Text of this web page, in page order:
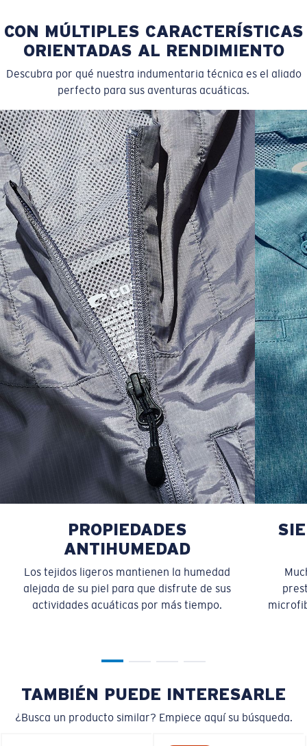
SIZES 1. WAIST 2. LENGTH 3. FRONT RISE 4. THIGH WIDE
30 35 1/2 20 11 7/8 13 5/8
32 36 1/2 20 1/4 11 7/8 13 7/8
34 37 1/2 20 1/2 12 1/8 14 1/8
36 39 1/2 21 12 7/8 15 5/8
38 41 1/2 21 1/2 13 1/8 15 1/8
40 43 1/2 22 13 7/8 15 5/8
CON MÚLTIPLES CARACTERÍSTICAS
ORIENTADAS AL RENDIMIENTO
Descubra por qué nuestra indumentaria técnica es el aliado
perfecto para sus aventuras acuáticas.
PROPIEDADES
ANTIHUMEDAD
Los tejidos ligeros mantienen la humedad
alejada de su piel para que disfrute de sus
actividades acuáticas por más tiempo.
TAMBIÉN PUEDE INTERESARLE
¿Busca un producto similar? Empiece aquí su búsqueda.